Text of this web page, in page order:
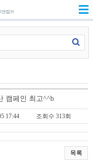
캠페인 최고^^b
17:44 조회수 313회
목록